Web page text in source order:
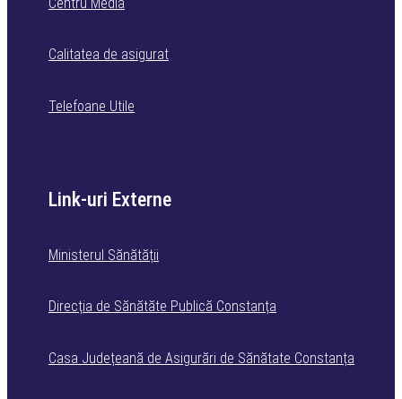
Calitatea de asigurat
Telefoane Utile
Link-uri Externe
Ministerul Sănătății
Direcția de Sănătăte Publică Constanța
Casa Județeană de Asigurări de Sănătate Constanța